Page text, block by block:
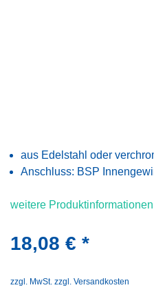
aus Edelstahl oder
Anschluss: BSP
weitere Produktinformationen
18,08 € *
zzgl. MwSt. zzgl. Versandkosten